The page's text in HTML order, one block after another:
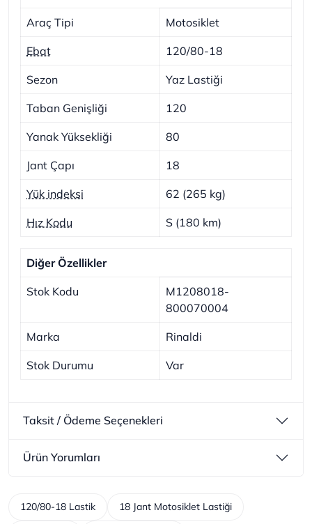
Araç Tipi Motosiklet
Ebat 120/80-18
Sezon Yaz Lastiği
Taban Genişliği 120
Yanak Yüksekliği 80
Jant Çapı 18
Yük indeksi 62 (265 kg)
Hız Kodu S (180 km)
Diğer Özellikler
Stok Kodu
M1208018-
800070004
Marka Rinaldi
Stok Durumu Var
Taksit / Ödeme Seçenekleri
Ürün Yorumları
120/80-18 Lastik 18 Jant Motosiklet Lastiği